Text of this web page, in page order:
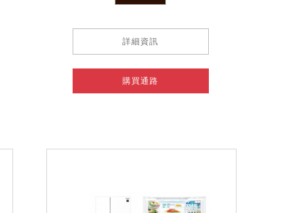
詳細資訊
購買通路